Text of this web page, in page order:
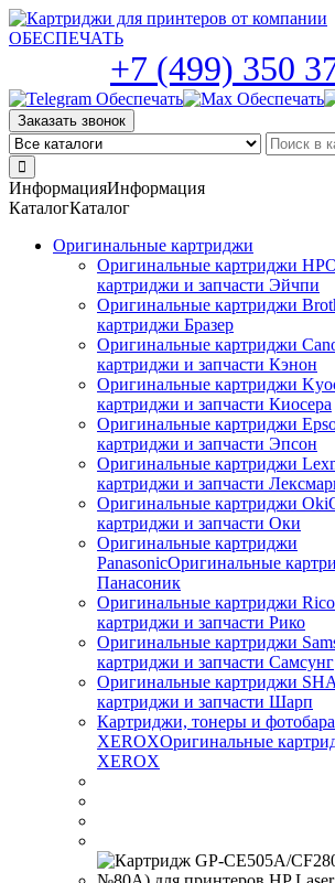
Skip
to
+7 (499) 350
Заказать звонок
ИнформацияИнформация
КаталогКаталог
Оригинальные картриджи
Оригинальные картриджи HP
картриджи и запчасти Эйчпи
Оригинальные картриджи
картриджи Бразер
Оригинальные картриджи
картриджи и запчасти Кэнон
Оригинальные картриджи
картриджи и запчасти Киосера
Оригинальные картриджи
картриджи и запчасти Эпсон
Оригинальные картриджи
картриджи и запчасти
Оригинальные картриджи Оki
картриджи и запчасти Оки
Оригинальные картриджи
PanasonicОригинальные
Панасоник
Оригинальные картриджи
картриджи и запчасти Рико
Оригинальные картриджи
картриджи и запчасти Самсунг
Оригинальные картриджи
картриджи и запчасти Шарп
Картриджи, тонеры и
XEROXОригинальные
XEROX